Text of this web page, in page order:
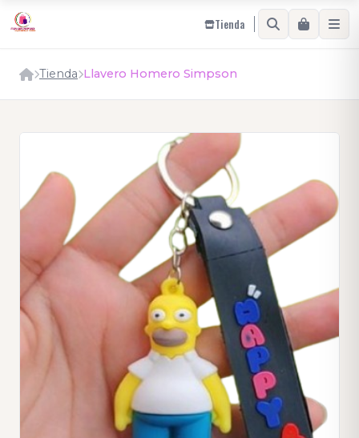
Tienda
Tienda Llavero Homero Simpson